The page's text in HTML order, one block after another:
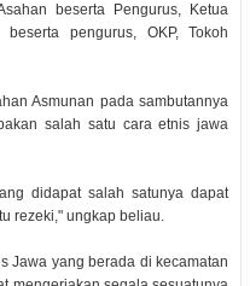
beserta Pengurus, Ketua
pengurus, OKP, Tokoh
Asmunan pada sambutannya
salah satu cara etnis jawa
didapat salah satunya dapat
rezeki," ungkap beliau.
Jawa yang berada di kecamatan